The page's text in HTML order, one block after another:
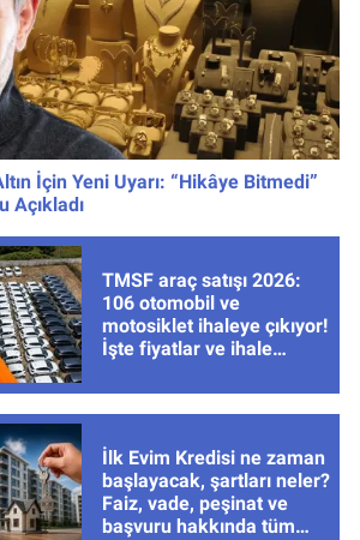
İçin Yeni Uyarı: “Hikâye Bitmedi”
Açıkladı
TMSF araç satışı 2026:
106 otomobil ve
motosiklet ihaleye çıkıyor!
İşte fiyatlar ve ihale
İlk Evim Kredisi ne zaman
başlayacak, şartları neler?
Faiz, vade, peşinat ve
başvuru hakkında tüm